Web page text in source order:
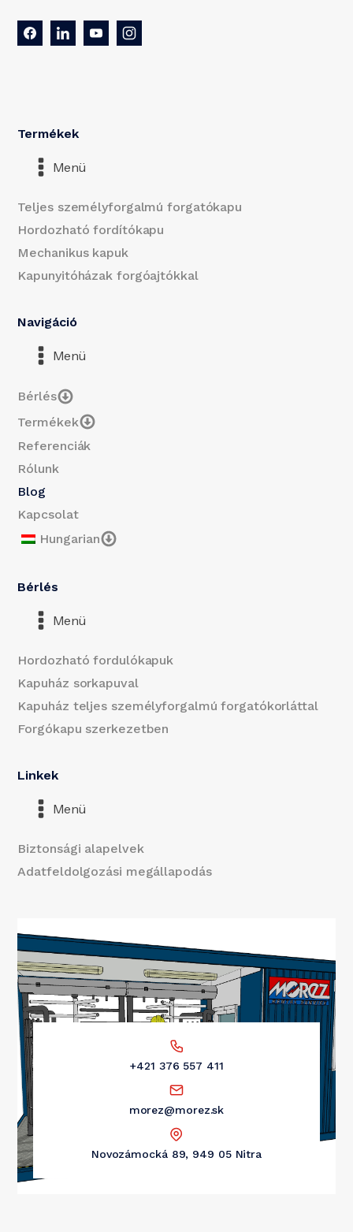
Termékek
Menü
Teljes személyforgalmú forgatókapu
Hordozható fordítókapu
Mechanikus kapuk
Kapunyitóházak forgóajtókkal
Navigáció
Menü
Bérlés
Termékek
Referenciák
Rólunk
Blog
Kapcsolat
Hungarian
Bérlés
Menü
Hordozható fordulókapuk
Kapuház sorkapuval
Kapuház teljes személyforgalmú forgatókorláttal
Forgókapu szerkezetben
Linkek
Menü
Biztonsági alapelvek
Adatfeldolgozási megállapodás
+421 376 557 411
morez@morez.sk
Novozámocká 89, 949 05 Nitra